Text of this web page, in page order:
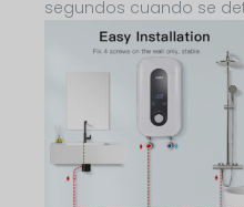
segundos cuando se